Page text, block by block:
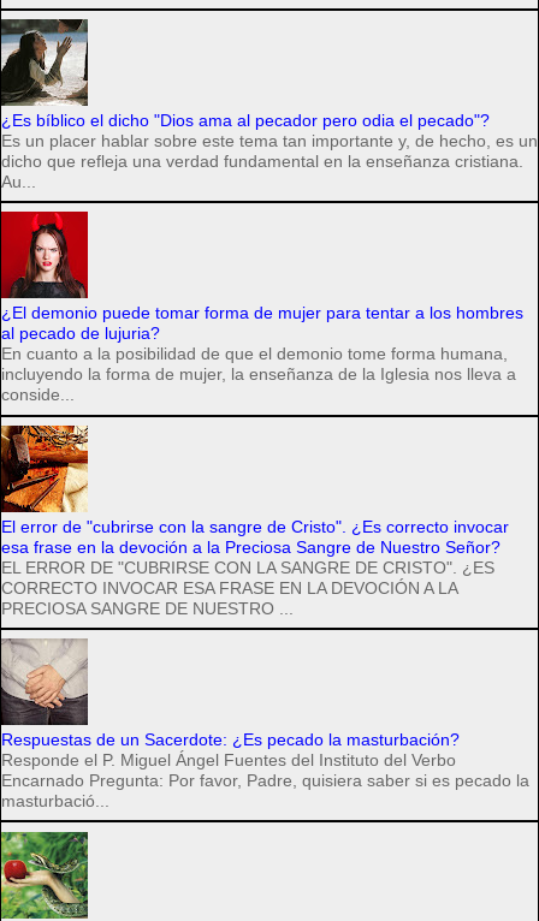
¿Es bíblico el dicho "Dios ama al pecador pero odia el pecado"?
Es un placer hablar sobre este tema tan importante y, de hecho, es un
dicho que refleja una verdad fundamental en la enseñanza cristiana.
Au...
¿El demonio puede tomar forma de mujer para tentar a los hombres
al pecado de lujuria?
En cuanto a la posibilidad de que el demonio tome forma humana,
incluyendo la forma de mujer, la enseñanza de la Iglesia nos lleva a
conside...
El error de "cubrirse con la sangre de Cristo". ¿Es correcto invocar
esa frase en la devoción a la Preciosa Sangre de Nuestro Señor?
EL ERROR DE "CUBRIRSE CON LA SANGRE DE CRISTO". ¿ES
CORRECTO INVOCAR ESA FRASE EN LA DEVOCIÓN A LA
PRECIOSA SANGRE DE NUESTRO ...
Respuestas de un Sacerdote: ¿Es pecado la masturbación?
Responde el P. Miguel Ángel Fuentes del Instituto del Verbo
Encarnado Pregunta: Por favor, Padre, quisiera saber si es pecado la
masturbació...